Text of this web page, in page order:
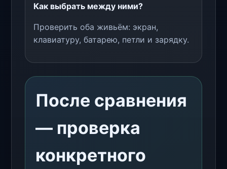
Как выбрать между ними?
Проверить оба живьём: экран,
клавиатуру, батарею, петли и зарядку.
После сравнения
— проверка
конкретного